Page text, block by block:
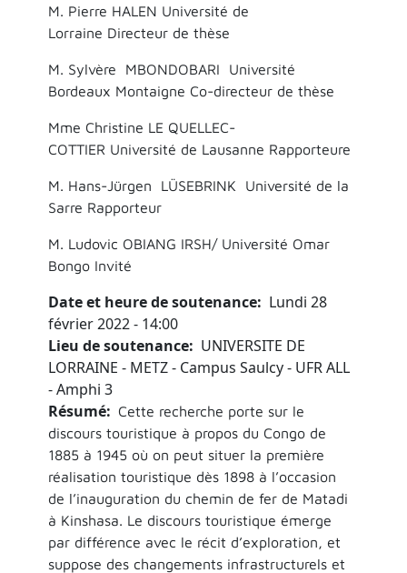
M. Pierre HALEN Université de
Lorraine Directeur de thèse
M. Sylvère MBONDOBARI Université
Bordeaux Montaigne Co-directeur de thèse
Mme Christine LE QUELLEC-
COTTIER Université de Lausanne Rapporteure
M. Hans-Jürgen LÜSEBRINK Université de la
Sarre Rapporteur
M. Ludovic OBIANG IRSH/ Université Omar
Bongo Invité
Date et heure de soutenance
Lundi 28
février 2022 - 14:00
Lieu de soutenance
UNIVERSITE DE
LORRAINE - METZ - Campus Saulcy - UFR ALL
- Amphi 3
Résumé
Cette recherche porte sur le
discours touristique à propos du Congo de
1885 à 1945 où on peut situer la première
réalisation touristique dès 1898 à l’occasion
de l’inauguration du chemin de fer de Matadi
à Kinshasa. Le discours touristique émerge
par différence avec le récit d’exploration, et
suppose des changements infrastructurels et